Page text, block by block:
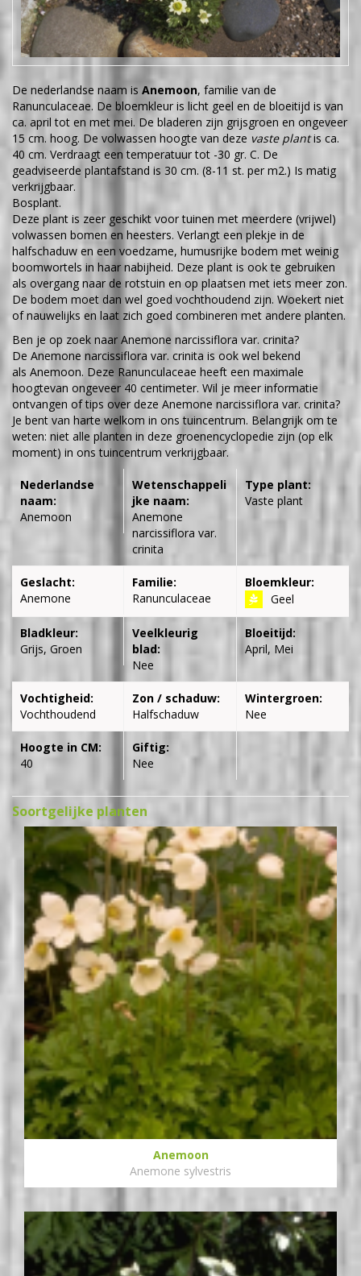
De nederlandse naam is Anemoon, familie van de
Ranunculaceae. De bloemkleur is licht geel en de bloeitijd is van
ca. april tot en met mei. De bladeren zijn grijsgroen en ongeveer
15 cm. hoog. De volwassen hoogte van deze vaste plantis ca.
40 cm. Verdraagt een temperatuur tot -30 gr. C. De
geadviseerde plantafstand is 30 cm. (8-11 st. per m2.) Is matig
verkrijgbaar.
Bosplant.
Deze plant is zeer geschikt voor tuinen met meerdere (vrijwel)
volwassen bomen en heesters. Verlangt een plekje in de
halfschaduw en een voedzame, humusrijke bodem met weinig
boomwortels in haar nabijheid. Deze plant is ook te gebruiken
als overgang naar de rotstuin en op plaatsen met iets meer zon.
De bodem moet dan wel goed vochthoudend zijn. Woekert niet
of nauwelijks en laat zich goed combineren met andere planten.
Ben je op zoek naar Anemone narcissiflora var. crinita?
De Anemone narcissiflora var. crinita is ook wel bekend
als Anemoon. Deze Ranunculaceae heeft een maximale
hoogtevan ongeveer 40 centimeter. Wil je meer informatie
ontvangen of tips over deze Anemone narcissiflora var. crinita?
Je bent van harte welkom in ons tuincentrum. Belangrijk om te
weten: niet alle planten in deze groenencyclopedie zijn (op elk
moment) in ons tuincentrum verkrijgbaar.
Nederlandse
naam:
Anemoon
Wetenschappeli
jke naam:
Anemone
narcissiflora var.
crinita
Type plant:
Vaste plant
Geslacht:
Anemone
Familie:
Ranunculaceae
Bloemkleur:
Geel
Bladkleur:
Grijs, Groen
Veelkleurig
blad:
Nee
Bloeitijd:
April, Mei
Vochtigheid:
Vochthoudend
Zon / schaduw:
Halfschaduw
Wintergroen:
Nee
Hoogte in CM:
40
Giftig:
Nee
Soortgelijke planten
Anemoon
Anemone sylvestris